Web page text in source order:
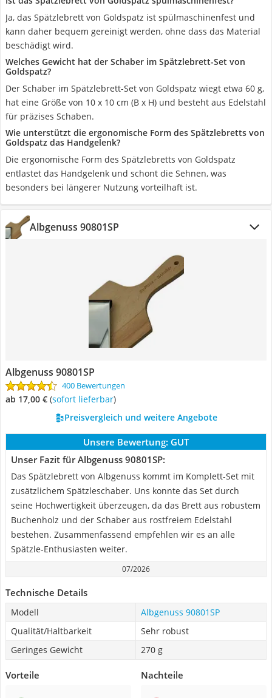
Ja, das Spätzlebrett von Goldspatz ist spülmaschinenfest und
kann daher bequem gereinigt werden, ohne dass das Material
beschädigt wird.
Welches Gewicht hat der Schaber im Spätzlebrett-Set von
Goldspatz?
Der Schaber im Spätzlebrett-Set von Goldspatz wiegt etwa 60 g,
hat eine Größe von 10 x 10 cm (B x H) und besteht aus Edelstahl
für präzises Schaben.
Wie unterstützt die ergonomische Form des Spätzlebretts von
Goldspatz das Handgelenk?
Die ergonomische Form des Spätzlebretts von Goldspatz
entlastet das Handgelenk und schont die Sehnen, was
besonders bei längerer Nutzung vorteilhaft ist.
Albgenuss 90801SP
Albgenuss 90801SP
400 Bewertungen
ab 17,00 € ( Sofort lieferbar)
Preisvergleich und weitere Angebote
Unsere Bewertung: GUT
Unser Fazit für Albgenuss 90801SP:
Das Spätzlebrett von Albgenuss kommt im Komplett-Set mit
zusätzlichem Spätzleschaber. Uns konnte das Set durch
seine Hochwertigkeit überzeugen, da das Brett aus robustem
Buchenholz und der Schaber aus rostfreiem Edelstahl
bestehen. Zusammenfassend empfehlen wir es an alle
Spätzle-Enthusiasten weiter.
07/2026
Technische Details
Modell
Albgenuss 90801SP
Qualität/Haltbarkeit
Sehr robust
Geringes Gewicht
270 g
Vorteile Nachteile